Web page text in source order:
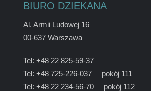
BIURO DZIEKANA
Al. Armii Ludowej 16
00-637 Warszawa
Tel: +48 22 825-59-37
Tel: +48 725-226-037 – pokój 111
Tel: +48 22 234-56-70 – pokój 112